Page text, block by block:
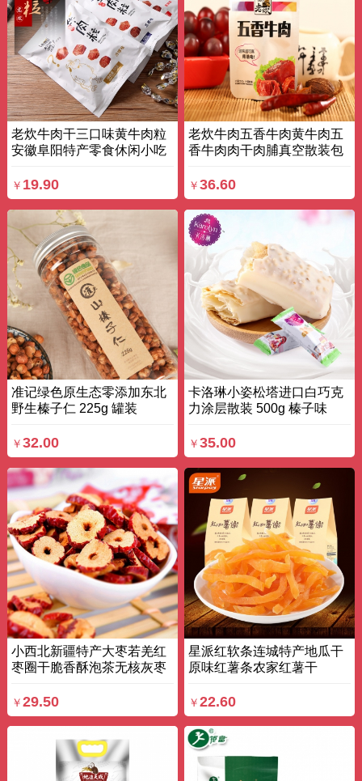
老炊牛肉干三口味黄牛肉粒
安徽阜阳特产零食休闲小吃
￥ 19.90
老炊牛肉五香牛肉黄牛肉五
香牛肉肉干肉脯真空散装包
￥36.60
准记绿色原生态零添加东北
野生榛子仁 225g 罐装
￥ 32.00
卡洛琳小姿松塔进口白巧克
力涂层散装 500g 榛子味
￥35.00
小西北新疆特产大枣若羌红
枣圈干脆香酥泡茶无核灰枣
￥ 29.50
星派红软条连城特产地瓜干
原味红薯条农家红薯干
￥22.60